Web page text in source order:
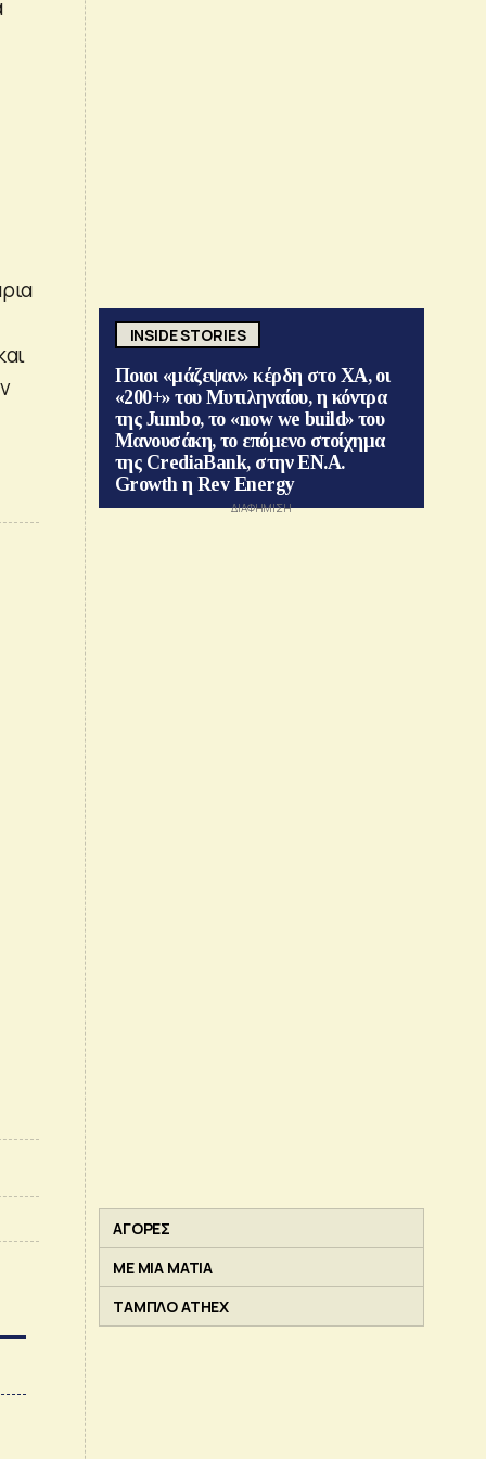
INSIDE STORIES
Ποιοι «μάζεψαν» κέρδη στο ΧΑ, οι
«200+» του Μυτιληναίου, η κόντρα
της Jumbo, το «now we build» του
Μανουσάκη, το επόμενο στοίχημα
της CrediaBank, στην ΕΝ.Α.
Growth η Rev Energy
ΑΓΟΡΕΣ
ΜΕ ΜΙΑ ΜΑΤΙΑ
ΤΑΜΠΛΟ ATHEX